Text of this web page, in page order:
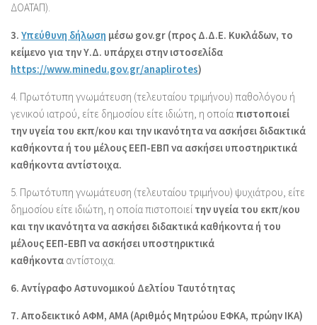
ΔΟΑΤΑΠ).
3. Υπεύθυνη δήλωση μέσω gov.gr (προς Δ.Δ.Ε. Κυκλάδων, το
κείμενο για την Υ.Δ. υπάρχει στην ιστοσελίδα
https://www.minedu.gov.gr/anaplirotes)
4. Πρωτότυπη γνωμάτευση (τελευταίου τριμήνου) παθολόγου ή
γενικού ιατρού, είτε δημοσίου είτε ιδιώτη, η οποία πιστοποιεί
την υγεία του εκπ/κου και την ικανότητα να ασκήσει διδακτικά
καθήκοντα ή του μέλους ΕΕΠ-ΕΒΠ να ασκήσει υποστηρικτικά
καθήκοντα αντίστοιχα.
5. Πρωτότυπη γνωμάτευση (τελευταίου τριμήνου) ψυχιάτρου, είτε
δημοσίου είτε ιδιώτη, η οποία πιστοποιεί την υγεία του εκπ/κου
και την ικανότητα να ασκήσει διδακτικά καθήκοντα ή του
μέλους ΕΕΠ-ΕΒΠ να ασκήσει υποστηρικτικά
καθήκοντα αντίστοιχα.
6. Αντίγραφο Αστυνομικού Δελτίου Ταυτότητας
7. Αποδεικτικό ΑΦΜ, ΑΜΑ (Αριθμός Μητρώου ΕΦΚΑ, πρώην ΙΚΑ)